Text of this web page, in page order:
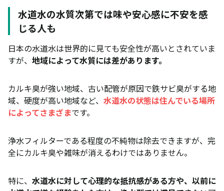
水道水の水質次第では味や安心感に不安を感
じる人も
日本の水道水は世界的に見ても安全性が高いとされていま
すが、 地域によって水質には差があります。
カルキ臭が強い地域、古い配管が原因で鉄サビ臭がする地
域、硬度が高い地域など、 水道水の状態は住んでいる場所
によってさまざまです。
浄水フィルターである程度の不純物は除去できますが、完
全にカルキ臭や雑味が消えるわけではありません。
特に、 水道水に対して心理的な抵抗感がある方や、以前に